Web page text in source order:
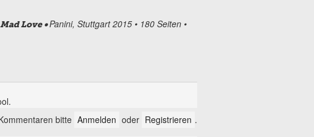
Love •Panini, Stuttgart 2015 • 180 Seiten •
bitte Anmelden oder Registrieren .